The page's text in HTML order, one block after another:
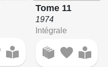
Tome 11
1974
Intégrale